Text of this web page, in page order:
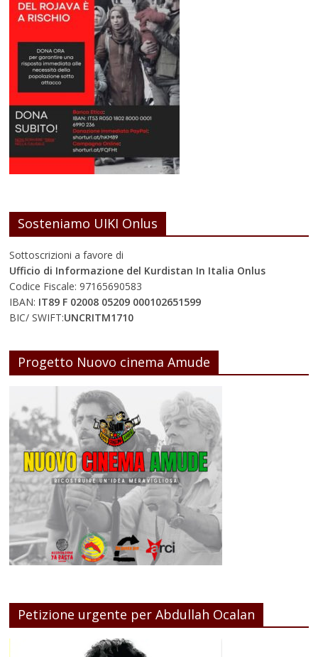
Sosteniamo UIKI Onlus
Sottoscrizioni a favore di
Ufficio di Informazione del Kurdistan In Italia Onlus
Codice Fiscale: 97165690583
IBAN: IT89 F 02008 05209 000102651599
BIC/ SWIFT:UNCRITM1710
Progetto Nuovo cinema Amude
Petizione urgente per Abdullah Ocalan